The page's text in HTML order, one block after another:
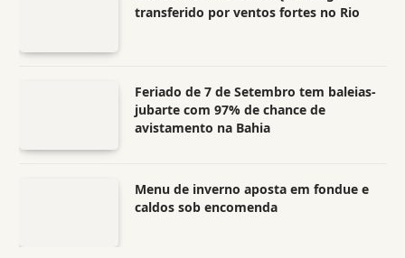
transferido por ventos fortes no Rio
Feriado de 7 de Setembro tem baleias-
jubarte com 97% de chance de
avistamento na Bahia
Menu de inverno aposta em fondue e
caldos sob encomenda